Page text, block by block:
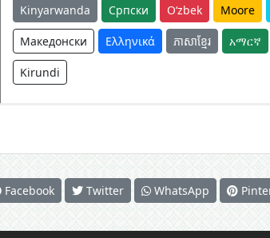
Kinyarwanda Српски O‘zbek Moore
Македонски Ελληνικά ភាសាខ្មែរ አማርኛ
Kirundi
Facebook Twitter WhatsApp